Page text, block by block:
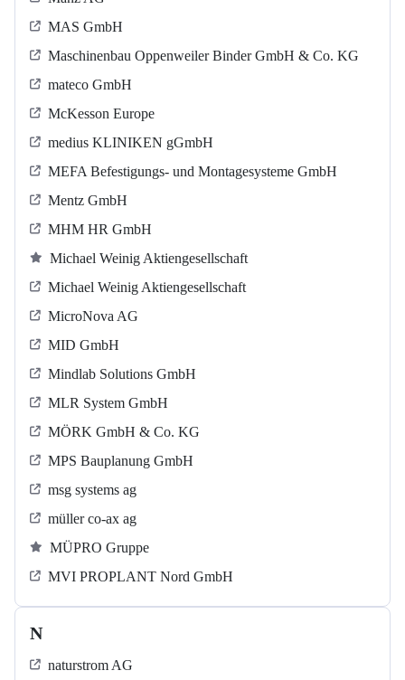
MAS GmbH
Maschinenbau Oppenweiler Binder GmbH & Co. KG
mateco GmbH
McKesson Europe
medius KLINIKEN gGmbH
MEFA Befestigungs- und Montagesysteme GmbH
Mentz GmbH
MHM HR GmbH
Michael Weinig Aktiengesellschaft
Michael Weinig Aktiengesellschaft
MicroNova AG
MID GmbH
Mindlab Solutions GmbH
MLR System GmbH
MÖRK GmbH & Co. KG
MPS Bauplanung GmbH
msg systems ag
müller co-ax ag
MÜPRO Gruppe
MVI PROPLANT Nord GmbH
N
naturstrom AG